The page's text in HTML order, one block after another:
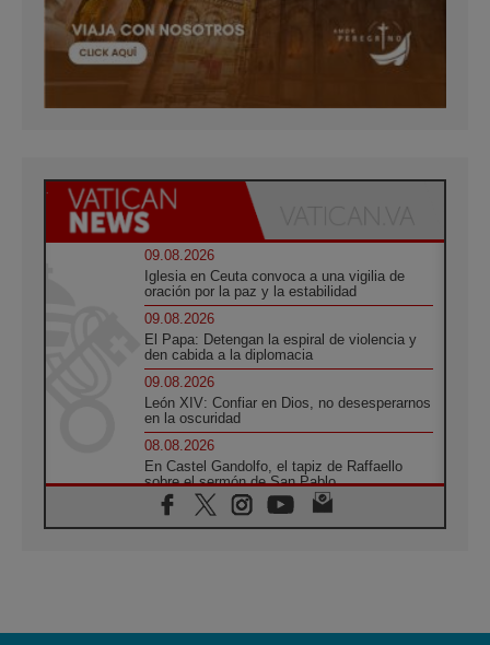
09.08.2026
Iglesia en Ceuta convoca a una vigilia de
oración por la paz y la estabilidad
09.08.2026
El Papa: Detengan la espiral de violencia y
den cabida a la diplomacia
09.08.2026
León XIV: Confiar en Dios, no desesperarnos
en la oscuridad
08.08.2026
En Castel Gandolfo, el tapiz de Raffaello
sobre el sermón de San Pablo
08.08.2026
En Colombia, «la paz no se compra con una
08.08.2026